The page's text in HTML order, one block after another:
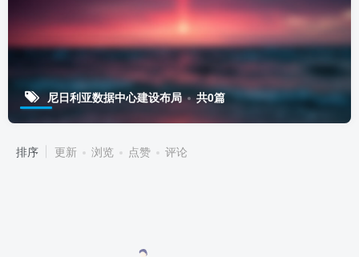
尼日利亚数据中心建设布局 共0篇
排序 更新 浏览 点赞 评论